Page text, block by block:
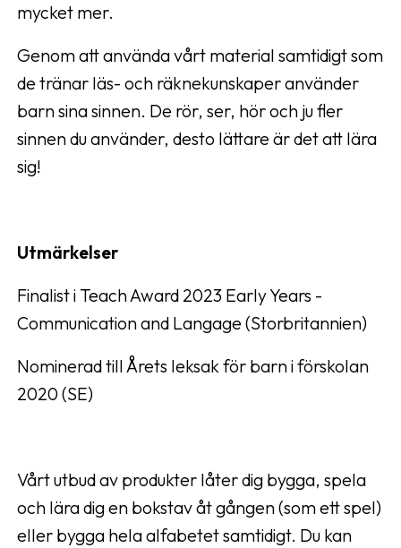
mycket mer.
Genom att använda vårt material samtidigt som
de tränar läs- och räknekunskaper använder
barn sina sinnen. De rör, ser, hör och ju fler
sinnen du använder, desto lättare är det att lära
sig!
Utmärkelser
Finalist i Teach Award 2023 Early Years -
Communication and Langage (Storbritannien)
Nominerad till Årets leksak för barn i förskolan
2020 (SE)
Vårt utbud av produkter låter dig bygga, spela
och lära dig en bokstav åt gången (som ett spel)
eller bygga hela alfabetet samtidigt. Du kan